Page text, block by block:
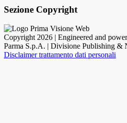
Sezione Copyright
Copyright 2026 | Engineered and
Parma S.p.A. | Divisione Publishing &
Disclaimer trattamento dati personali